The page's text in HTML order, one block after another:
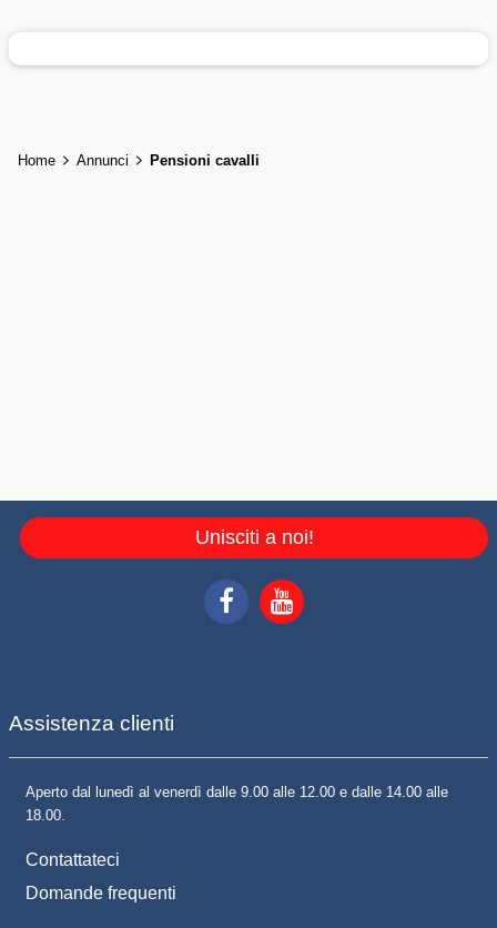
Home Annunci Pensioni cavalli
Unisciti a noi!
Assistenza clienti
Aperto dal lunedì al venerdì dalle 9.00 alle 12.00 e dalle 14.00 alle
18.00.
Contattateci
Domande frequenti